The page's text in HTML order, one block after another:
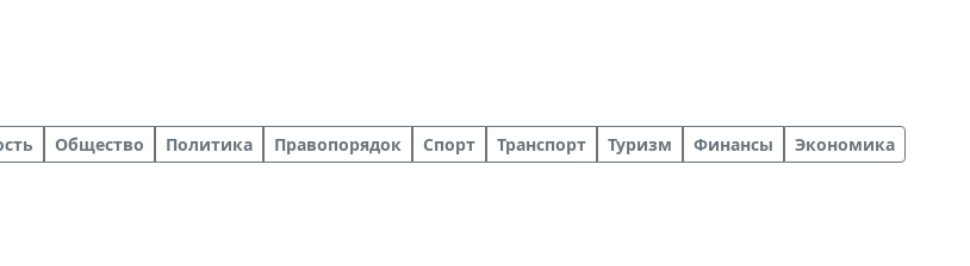
Общество Политика Правопорядок Спорт Транспорт Туризм Финансы
Экономика